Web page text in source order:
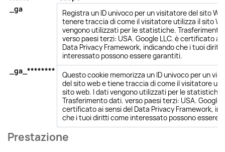
Prestazione
_ga
Registra un ID univoco per un visitatore del sito
tenere traccia di come il visitatore utilizza il sito
vengono utilizzati per le statistiche. Trasferimento
verso paesi terzi: USA. Google LLC. è certificato ai
Data Privacy Framework, indicando che i tuoi diritti
interessato possono essere garantiti.
_ga_********
Questo cookie memorizza un ID univoco per un
del sito web e tiene traccia di come il visitatore
sito web. I dati vengono utilizzati per le statistiche.
Trasferimento dati. verso paesi terzi: USA. Google
certificato ai sensi del Data Privacy Framework,
che i tuoi diritti come interessato possono essere